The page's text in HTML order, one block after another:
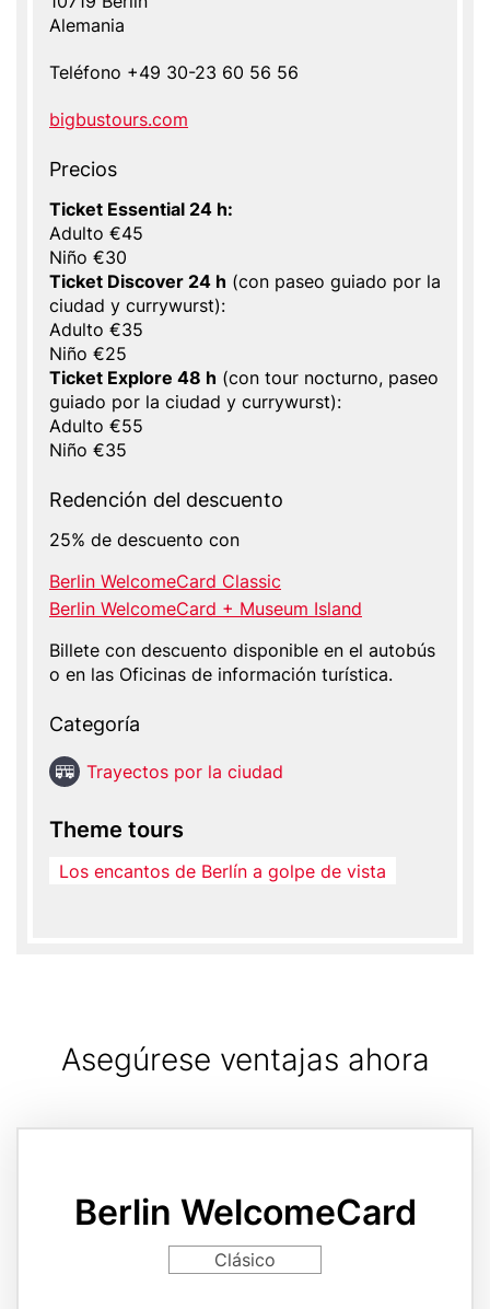
Alemania
Teléfono +49 30-23 60 56 56
Website
bigbustours.com
Precios
Ticket Essential 24 h:
Adulto €45
Niño €30
Ticket Discover 24 h (con paseo guiado por la
ciudad y currywurst):
Adulto €35
Niño €25
Ticket Explore 48 h (con tour nocturno, paseo
guiado por la ciudad y currywurst):
Adulto €55
Niño €35
Redención del descuento
25% de descuento con
Berlin WelcomeCard Classic
Berlin WelcomeCard + Museum Island
Billete con descuento disponible en el autobús
o en las Oficinas de información turística.
Categoría
Trayectos por la ciudad
Theme tours
Los encantos de Berlín a golpe de vista
Asegúrese ventajas ahora
referenceBerlin WelcomeCard
Clásico